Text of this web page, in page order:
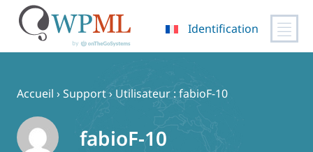
contenu
Identification
Accueil ›Support› Utilisateur : fabioF-10
fabioF-10